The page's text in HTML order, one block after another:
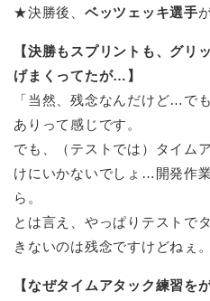
★決勝後、 ベッツェッキ選手
【決勝もスプリントも、グリ
げまくってたが…】
「当然、残念なんだけど…で
ありって感じです。
でも、（テストでは）タイム
けにいかないでしょ…開発作
ら。
とは言え、やっぱりテストで
きないのは残念ですけどねぇ。
【なぜタイムアタック練習を